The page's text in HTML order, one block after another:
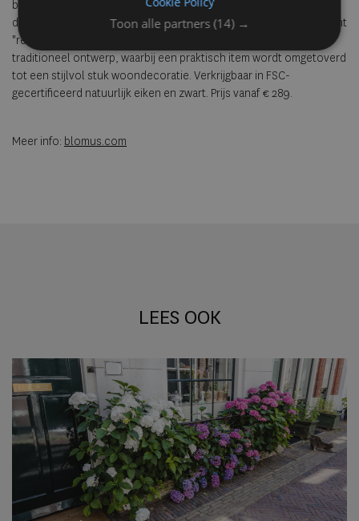
belichaamt Rakku het Japanse principe van het maximaliseren van
de functionaliteit zonder in te boeten op elegantie. Rakku betekent
"rek" in het Japans en biedt een moderne interpretatie van een
traditioneel ontwerp, waarbij een praktisch item wordt omgetoverd
tot een stijlvol stuk woondecoratie. Verkrijgbaar in FSC-
gecertificeerd natuurlijk eiken en zwart. Prijs vanaf € 289.
Meer info: blomus.com
LEES OOK
Toon alle partners (14) →